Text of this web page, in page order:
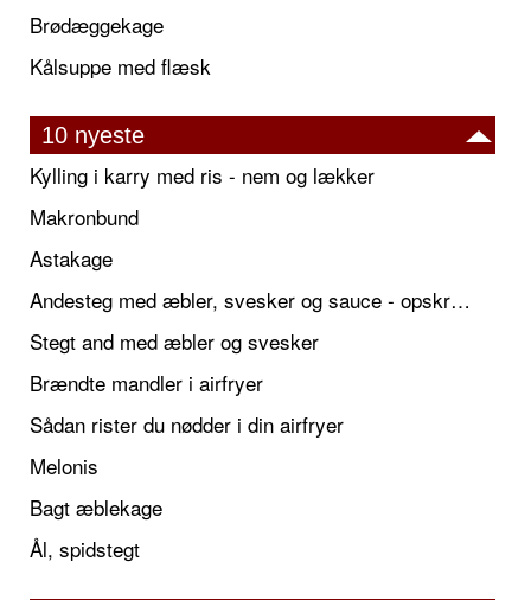
Brødæggekage
Kålsuppe med flæsk
10 nyeste
Kylling i karry med ris - nem og lækker
Makronbund
Astakage
Andesteg med æbler, svesker og sauce - opskrift også til jul
Stegt and med æbler og svesker
Brændte mandler i airfryer
Sådan rister du nødder i din airfryer
Melonis
Bagt æblekage
Ål, spidstegt